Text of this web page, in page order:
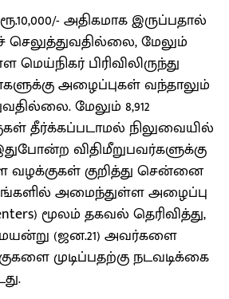
அதிகமாக இருப்பதால்
மேலும்
பிரிவிலிருந்து
அழைப்புகள் வந்தாலும்
மேலும் 8,912
தீர்க்கப்படாமல் நிலுவையில்
விதிமீறுபவர்களுக்கு
வழக்குகள் குறித்து சென்னை
அமைந்துள்ள அழைப்பு
மூலம் தகவல் தெரிவித்து,
(ஜன.21) அவர்களை
முடிப்பதற்கு நடவடிக்கை